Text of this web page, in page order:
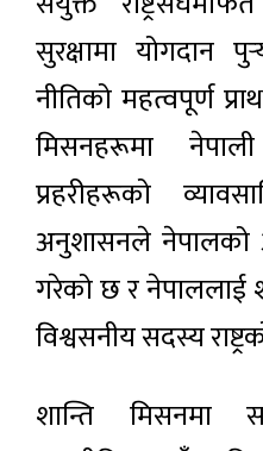
सुरक्षामा योगदान
नीतिको महत्वपूर्ण
मिसनहरूमा
प्रहरीहरूको
अनुशासनले नेपालको
गरेको छ र नेपाललाई
विश्वसनीय सदस्य
शान्ति मिसनमा